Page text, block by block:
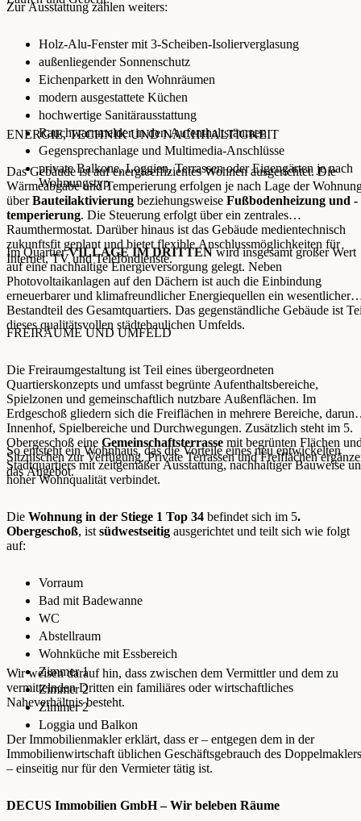
Zur Ausstattung zählen weiters:
Holz-Alu-Fenster mit 3-Scheiben-Isolierverglasung
außenliegender Sonnenschutz
Eichenparkett in den Wohnräumen
modern ausgestattete Küchen
hochwertige Sanitärausstattung
Rauchwarnmelder in den Aufenthaltsräumen
Gegensprechanlage und Multimedia-Anschlüsse
private Balkone, Loggien, Terrassen oder Eigengärten je nach
Wohnungstyp
ENERGIE, TECHNIK UND NACHHALTIGKEIT
Das Gebäude ist auf energieeffizientes Wohnen ausgerichtet. Die
Wärmeabgabe und Temperierung erfolgen je nach Lage der
überBauteilaktivierung beziehungsweise Fußbodenheizung und -
temperierung. Die Steuerung erfolgt über ein zentrales
Raumthermostat. Darüber hinaus ist das Gebäude medientechnisch
zukunftsfit geplant und bietet flexible Anschlussmöglichkeiten für
Internet, TV und Telefondienste.
Im QuartierVILLAGE IM DRITTENwird insgesamt großer Wert
auf eine nachhaltige Energieversorgung gelegt. Neben
Photovoltaikanlagen auf den Dächern ist auch die Einbindung
erneuerbarer und klimafreundlicher Energiequellen ein wesentlicher
Bestandteil des Gesamtquartiers. Das gegenständliche Gebäude ist
dieses qualitätsvollen städtebaulichen Umfelds.
FREIRÄUME UND UMFELD
Die Freiraumgestaltung ist Teil eines übergeordneten
Quartierskonzepts und umfasst begrünte Aufenthaltsbereiche,
Spielzonen und gemeinschaftlich nutzbare Außenflächen. Im
Erdgeschoß gliedern sich die Freiflächen in mehrere Bereiche,
Innenhof, Spielbereiche und Durchwegungen. Zusätzlich steht im 5.
Obergeschoß eine Gemeinschaftsterrasse mit begrünten Flächen
Sitznischen zur Verfügung. Private Terrassen und Freiflächen
das Angebot.
So entsteht ein Wohnhaus, das die Vorteile eines neu entwickelten
Stadtquartiers mit zeitgemäßer Ausstattung, nachhaltiger Bauweise
hoher Wohnqualität verbindet.
Die Wohnung in der Stiege 1 Top 34 befindet sich im 5.
Obergeschoß, ist südwestseitig ausgerichtet und teilt sich wie folgt
auf:
Vorraum
Bad mit Badewanne
WC
Abstellraum
Wohnküche mit Essbereich
Zimmer 1
Zimmer 2
Zimmer 2
Loggia und Balkon
Wir weisen darauf hin, dass zwischen dem Vermittler und dem zu
vermittelnden Dritten ein familiäres oder wirtschaftliches
Naheverhältnis besteht.
Der Immobilienmakler erklärt, dass er – entgegen dem in der
Immobilienwirtschaft üblichen Geschäftsgebrauch des Doppelmaklers
– einseitig nur für den Vermieter tätig ist.
DECUS Immobilien GmbH – Wir beleben Räume